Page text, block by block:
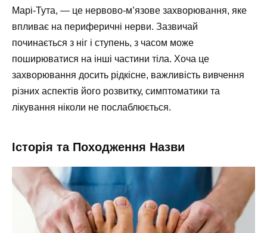
Марі-Тута, — це нервово-м’язове захворювання, яке
впливає на периферичні нерви. Зазвичай
починається з ніг і ступень, з часом може
поширюватися на інші частини тіла. Хоча це
захворювання досить рідкісне, важливість вивчення
різних аспектів його розвитку, симптоматики та
лікування ніколи не послаблюється.
Історія та Походження Назви